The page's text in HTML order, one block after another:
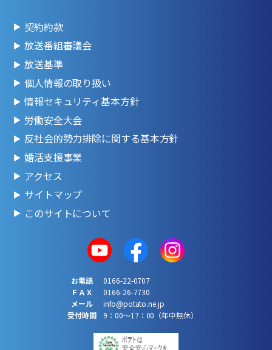
契約約款
放送番組審議会
放送基準
個人情報の取り扱い
情報セキュリティ基本方針
労働安全大会
反社会的勢力排除に関する基本方針
婚活支援事業
アクセス
サイトマップ
このサイトについて
お電話
0166-22-0707
ＦＡＸ
0166-26-7730
メール
info@potato.ne.jp
受付時間
9：00～17：00（年中無休）